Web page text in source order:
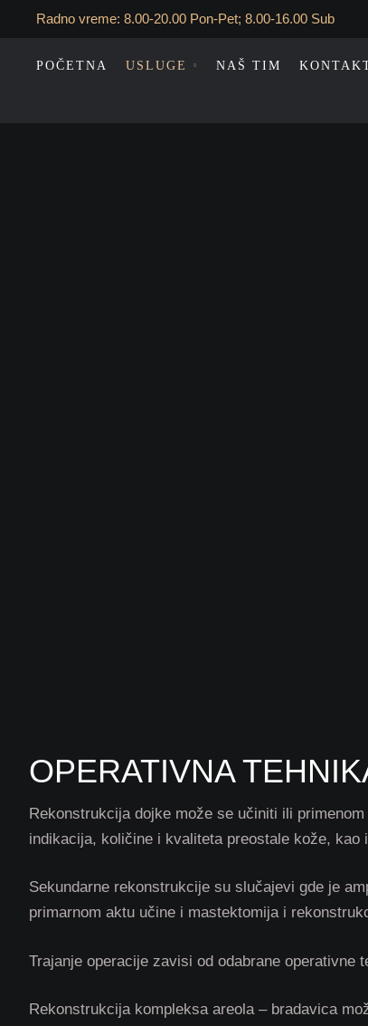
Radno vreme: 8.00-20.00 Pon-Pet; 8.00-16.00 Sub
POČETNA USLUGE NAŠ TIM
OPERATIVNA
Rekonstrukcija dojke može se učiniti ili
indikacija, količine i kvaliteta preostale kože,
Sekundarne rekonstrukcije su slučajevi gde je
primarnom aktu učine i mastektomija i
Trajanje operacije zavisi od odabrane operativne
Rekonstrukcija kompleksa areola – bradavica